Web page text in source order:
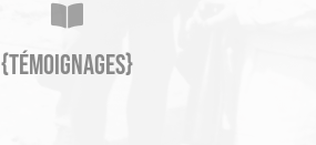

{Témoignages}